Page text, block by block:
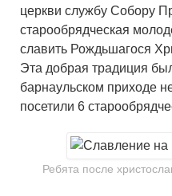
церкви службу Собору
старообрядческая
славить Рождьшагося
Эта добрая традиция
барнаульском приходе
посетили 6
Ребята после